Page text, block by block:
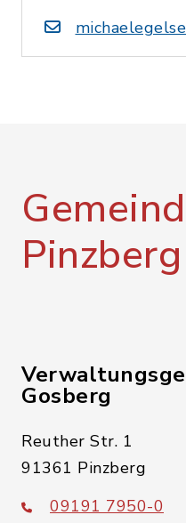
Pinzberg
Gosberg
Reuther Str. 1
91361 Pinzberg
09191 7950-0